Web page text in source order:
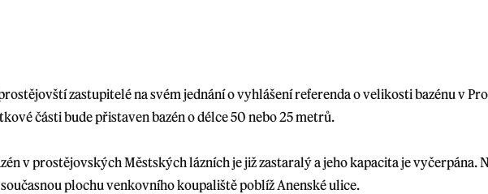
zastupitelé na svém jednání o vyhlášení referenda o velikosti bazénu v
části bude přistaven bazén o délce 50 nebo 25 metrů.
v prostějovských Městských lázních je již zastaralý a jeho kapacita je vyčerpána.
plochu venkovního koupaliště poblíž Anenské ulice.